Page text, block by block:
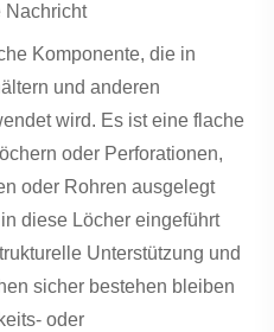
Nachricht
Komponente, die in
und anderen
wird. Es ist eine flache
oder Perforationen,
oder Rohren ausgelegt
diese Löcher eingeführt
Unterstützung und
sicher bestehen bleiben
oder